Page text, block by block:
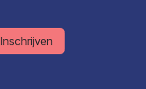
Inschrijven